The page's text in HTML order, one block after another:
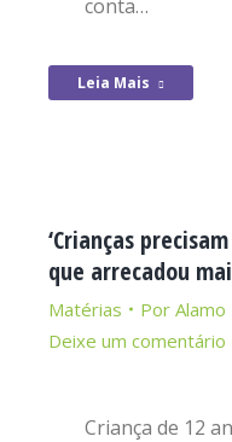
conta…
Leia Mais
‘Crianças
que arrecadou
Matérias Por Alamo
Deixe um comentário
Criança de 12